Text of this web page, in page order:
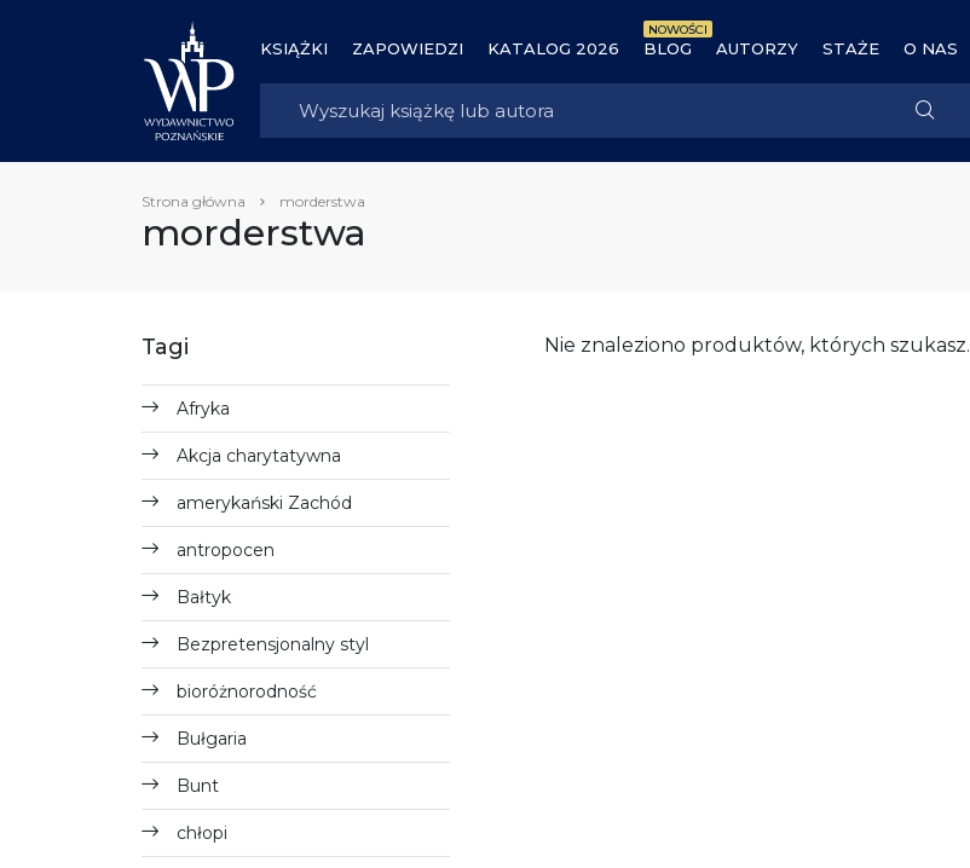
KSIĄŻKI ZAPOWIEDZI KATALOG 2026 BLOG
NOWOŚCI
AUTORZY STAŻE O NAS
Strona główna morderstwa
morderstwa
Tagi
Afryka
Akcja charytatywna
amerykański Zachód
antropocen
Bałtyk
Bezpretensjonalny styl
bioróżnorodność
Bułgaria
Bunt
chłopi
Nie znaleziono produktów, których szukasz.